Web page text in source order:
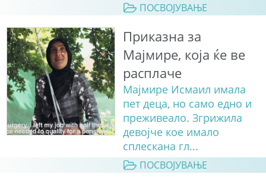
ПОСВОЈУВАЊЕ
Приказна за
Мајмире, која ќе ве
расплаче
Мајмире Исмаил имала
пет деца, но само едно и
преживеало. Згрижила
девојче кое имало
сплескана гл...
ПОСВОЈУВАЊЕ